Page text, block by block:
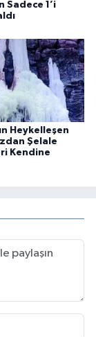
Sadece 1’i
Heykelleşen
Şelale
Kendine